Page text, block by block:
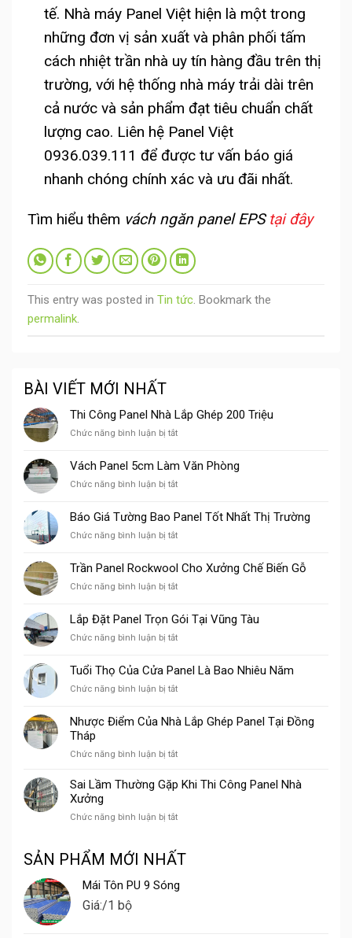
tế. Nhà máy Panel Việt hiện là một trong
những đơn vị sản xuất và phân phối tấm
cách nhiệt trần nhà uy tín hàng đầu trên thị
trường, với hệ thống nhà máy trải dài trên
cả nước và sản phẩm đạt tiêu chuẩn chất
lượng cao. Liên hệ Panel Việt
0936.039.111 để được tư vấn báo giá
nhanh chóng chính xác và ưu đãi nhất.
Tìm hiểu thêm vách ngăn panel EPS tại đây
This entry was posted in Tin tức. Bookmark the
permalink.
BÀI VIẾT MỚI NHẤT
Thi Công Panel Nhà Lắp Ghép 200 Triệu
Chức năng bình luận bị tắtở
Công
Panel
Nhà
Ghép
Triệu
Vách Panel 5cm Làm Văn Phòng
Chức năng bình luận bị tắtở
Panel
5cm
Làm
Phòng
Báo Giá Tường Bao Panel Tốt Nhất Thị Trường
Chức năng bình luận bị tắtở
Giá
Tường
Bao
Tốt
Thị
Trần Panel Rockwool Cho Xưởng Chế Biến Gỗ
Chức năng bình luận bị tắtở
Panel
Rockwool
Cho
Chế
Gỗ
Lắp Đặt Panel Trọn Gói Tại Vũng Tàu
Chức năng bình luận bị tắtở
Panel
Trọn
Tại
Vũng
Tuổi Thọ Của Cửa Panel Là Bao Nhiêu Năm
Chức năng bình luận bị tắtở
Thọ
Của
Panel
Bao
Nhược Điểm Của Nhà Lắp Ghép Panel Tại Đồng
Tháp
Chức năng bình luận bị tắtở
Điểm
Lắp
Tháp
Sai Lầm Thường Gặp Khi Thi Công Panel Nhà
Xưởng
Chức năng bình luận bị tắtở
Thường
Khi
SẢN PHẨM MỚI NHẤT
Mái Tôn PU 9 Sóng
Giá:/1 bộ